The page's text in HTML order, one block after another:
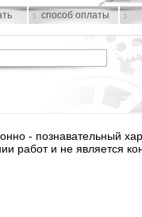
способ оплаты
- познавательный
работ и не является